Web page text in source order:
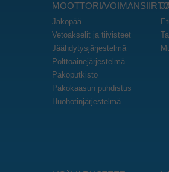
MOOTTORI/
Jakopää
Vetoakselit ja tiivisteet
Jäähdytysjärjestelmä
Polttoainejärjestelmä
Pakoputkisto
Pakokaasun puhdistus
Huohotinjärjestelmä